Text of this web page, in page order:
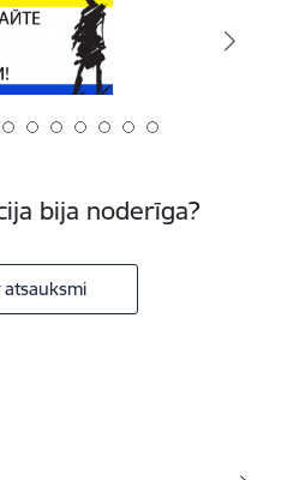
bija noderīga?
atsauksmi